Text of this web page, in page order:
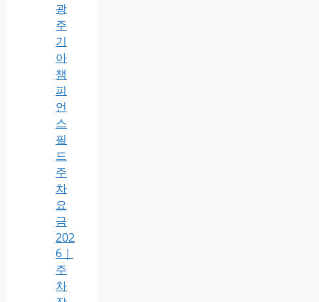
광
주
기
아
챔
피
언
스
필
드
주
차
요
금
202
6｜
주
차